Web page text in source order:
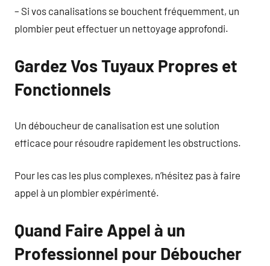
– Si vos canalisations se bouchent fréquemment, un
plombier peut effectuer un nettoyage approfondi.
Gardez Vos Tuyaux Propres et
Fonctionnels
Un déboucheur de canalisation est une solution
efficace pour résoudre rapidement les obstructions.
Pour les cas les plus complexes, n’hésitez pas à faire
appel à un plombier expérimenté.
Quand Faire Appel à un
Professionnel pour Déboucher